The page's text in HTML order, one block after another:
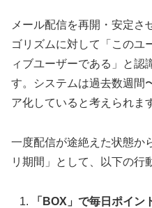
メール配信を再開・安定さ
ゴリズムに対して「このユ
ィブユーザーである」と認
す。システムは過去数週間
ア化していると考えられま
一度配信が途絶えた状態か
リ期間」として、以下の行
「BOX」で毎日ポイン